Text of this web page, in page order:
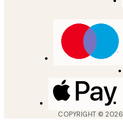
COPYRIGHT ©2026